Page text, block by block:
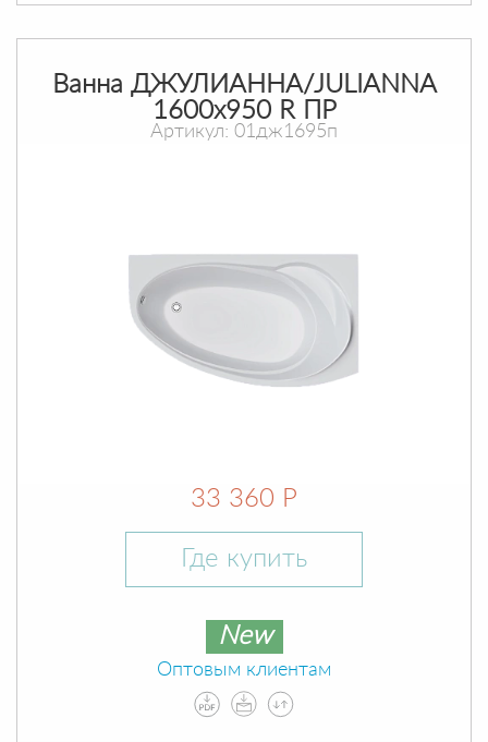
Ванна ДЖУЛИАННА/JULIANNA
1600х950 R ПР
Артикул: 01дж1695п
33 360 Р
Где купить
New
Оптовым клиентам